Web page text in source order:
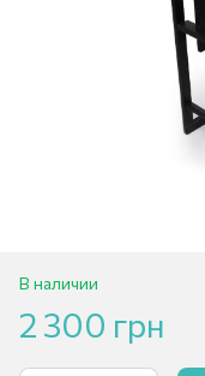
В наличии
2 300 грн